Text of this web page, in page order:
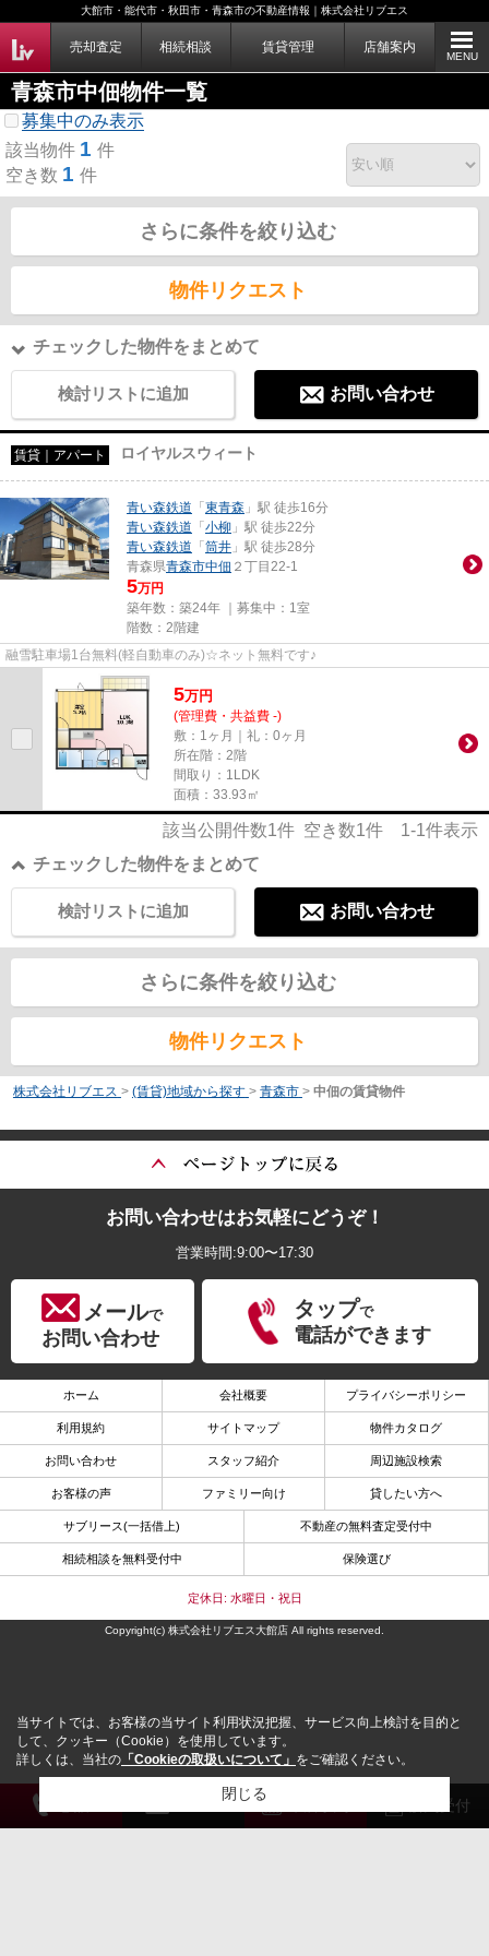
大館市・能代市・秋田市・青森市の不動産情報｜株式会社リブエス
売却査定 相続相談 賃貸管理 店舗案内
MENU
青森市中佃物件一覧
募集中のみ表示
該当物件 1 件
空き数 1 件
さらに条件を絞り込む
物件リクエスト
チェックした物件をまとめて
検討リストに追加 お問い合わせ
賃貸｜アパート ロイヤルスウィート
青い森鉄道 「 東青森 」駅 徒歩16分
青い森鉄道 「 小柳 」駅 徒歩22分
青い森鉄道 「 筒井 」駅 徒歩28分
青森県青森市中佃 ２丁目22-1
5万円
築年数：築24年 ｜募集中： 1室
階数：2階建
融雪駐車場1台無料(軽自動車のみ)☆ネット無料です♪
5万円
(管理費・共益費 -)
敷：1ヶ月｜礼：0ヶ月
所在階：2階
間取り：1LDK
面積：33.93㎡
該当公開件数1件 空き数1件 1-1件表示
チェックした物件をまとめて
お問い合わせ
検討リストに追加
さらに条件を絞り込む
物件リクエスト
株式会社リブエス > (賃貸)地域から探す > 青森市 > 中佃の賃貸物件
解約受付
お問い合わせはお気軽にどうぞ！
営業時間:9:00〜17:30
メールで
お問い合わせ
タップで
電話ができます
ホーム 会社概要 プライバシーポリシー
利用規約 サイトマップ 物件カタログ
お問い合わせ スタッフ紹介 周辺施設検索
お客様の声 ファミリー向け 貸したい方へ
サブリース(一括借上) 不動産の無料査定受付中
相続相談を無料受付中 保険選び
定休日: 水曜日・祝日
Copyright(c) 株式会社リブエス大館店 All rights reserved.
当サイトでは、お客様の当サイト利用状況把握、サービス向上検討を目的と
して、クッキー（Cookie）を使用しています。
詳しくは、当社の 「Cookieの取扱いについて」 をご確認ください。
閉じる